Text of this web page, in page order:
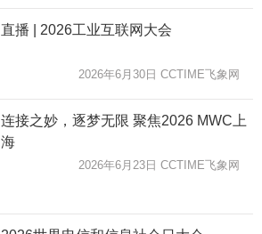
直播 | 2026工业互联网大会
2026年6月30日 CCTIME飞象网
连接之妙，逐梦无限 聚焦2026 MWC上
海
2026年6月23日 CCTIME飞象网